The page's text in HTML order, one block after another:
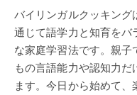
バイリンガルクッキング
通じて語学力と知育をバ
な家庭学習法です。親
もの言語能力や認知力
ます。今日から始めて